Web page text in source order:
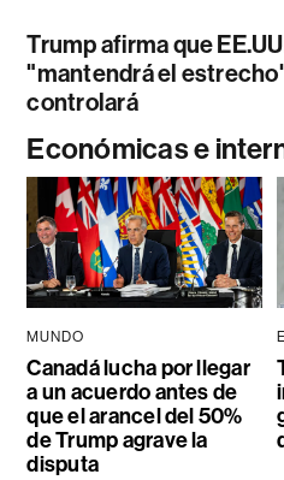
Trump afirma que
"mantendrá el
controlará
Económicas e
MUNDO
Canadá lucha por llegar
a un acuerdo antes de
que el arancel del 50%
de Trump agrave la
disputa